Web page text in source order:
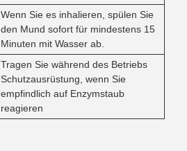
Wenn Sie es inhalieren, spülen Sie
den Mund sofort für mindestens 15
Minuten mit Wasser ab.
Tragen Sie während des Betriebs
Schutzausrüstung, wenn Sie
empfindlich auf Enzymstaub
reagieren